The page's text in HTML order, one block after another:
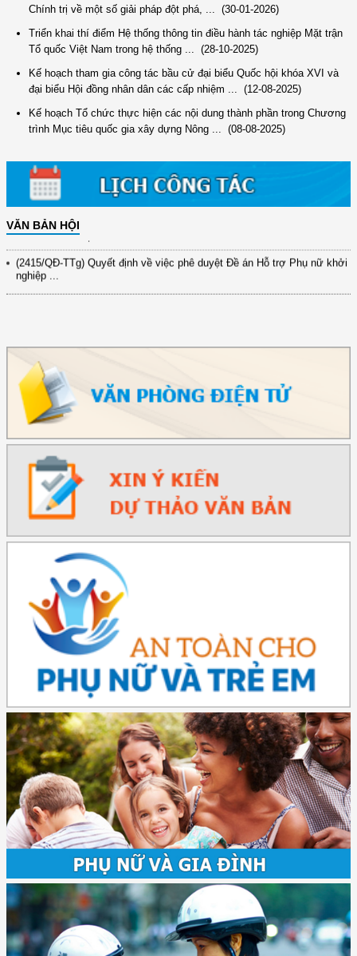
Chính trị về một số giải pháp đột phá, ...
(30-01-2026)
Triển khai thí điểm Hệ thống thông tin điều hành tác nghiệp Mặt trận
Tổ quốc Việt Nam trong hệ thống ...
(28-10-2025)
Kế hoạch tham gia công tác bầu cử đại biểu Quốc hội khóa XVI và
đại biểu Hội đồng nhân dân các cấp nhiệm ...
(12-08-2025)
Kế hoạch Tổ chức thực hiện các nội dung thành phần trong Chương
trình Mục tiêu quốc gia xây dựng Nông ...
(08-08-2025)
VĂN BẢN HỘI
đổi mới ...
(417/QĐ-BNNMT) Quyết định phê duyệt Chương trình mục tiêu quốc gia
xây dựng ...
(891/KH-ĐCT) Kế hoạch thực hiện Nghị quyết số 72-NQ/TW ngày
9/9/2025 của Bộ ...
(2415/QĐ-TTg) Quyết định về việc phê duyệt Đề án Hỗ trợ Phụ nữ khởi
nghiệp ...